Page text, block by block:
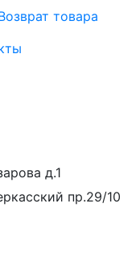
товара
д.1
пр.29/10